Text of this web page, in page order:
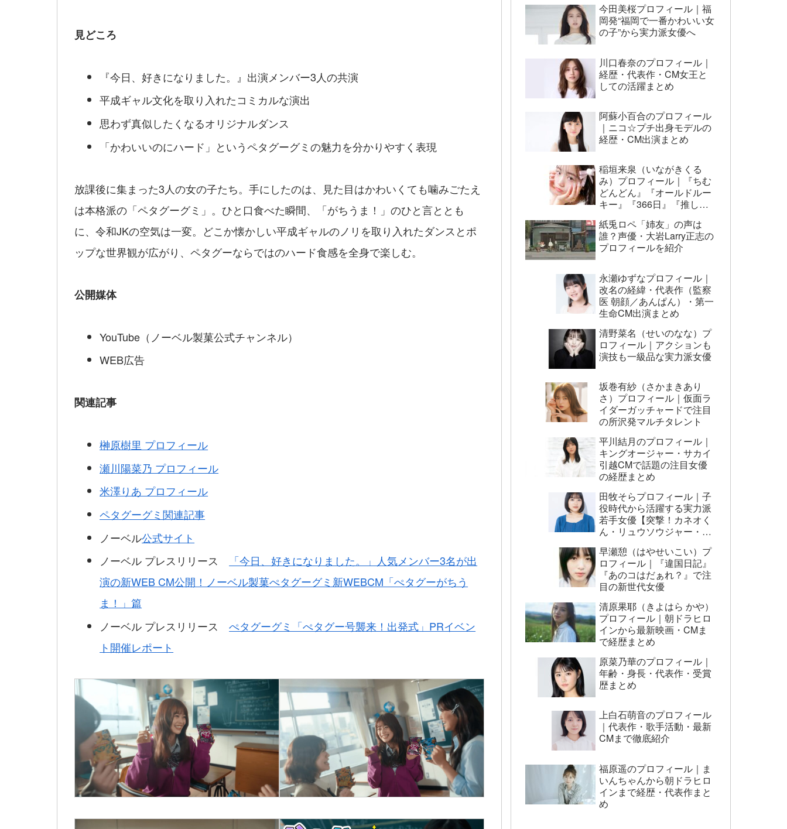
見どころ
『今日、好きになりました。』出演メンバー3人の共演
平成ギャル文化を取り入れたコミカルな演出
思わず真似したくなるオリジナルダンス
「かわいいのにハード」というペタグーグミの魅力を分かりやすく表現
放課後に集まった3人の女の子たち。手にしたのは、見た目はかわいくても噛みごたえ
は本格派の「ペタグーグミ」。ひと口食べた瞬間、「がちうま！」のひと言ととも
に、令和JKの空気は一変。どこか懐かしい平成ギャルのノリを取り入れたダンスとポ
ップな世界観が広がり、ペタグーならではのハード食感を全身で楽しむ。
公開媒体
YouTube（ノーベル製菓公式チャンネル）
WEB広告
関連記事
榊原樹里 プロフィール
瀬川陽菜乃 プロフィール
米澤りあ プロフィール
ペタグーグミ関連記事
ノーベル公式サイト
ノーベル プレスリリース
「今日、好きになりました。」人気メンバー3名が出
演の新WEB CM公開！ノーベル製菓ぺタグーグミ新WEBCM「ぺタグーがちう
ま！」篇
ノーベル プレスリリースぺタグーグミ「ぺタグー号襲来！出発式」PRイベン
ト開催レポート
今田美桜プロフィール｜福
岡発“福岡で一番かわいい女
の子”から実力派女優へ
川口春奈のプロフィール｜
経歴・代表作・CM女王と
しての活躍まとめ
阿蘇小百合のプロフィール
｜ニコ☆プチ出身モデルの
経歴・CM出演まとめ
稲垣来泉（いながきくる
み）プロフィール｜『ちむ
どんどん』『オールドルー
キー』『366日』『推しの
紙兎ロペ「姉友」の声は
誰？声優・大岩Larry正志の
プロフィールを紹介
永瀬ゆずなプロフィール｜
改名の経緯・代表作（監察
医 朝顔／あんぱん）・第一
生命CM出演まとめ
清野菜名（せいのなな）プ
ロフィール｜アクションも
演技も一級品な実力派女優
坂巻有紗（さかまきあり
さ）プロフィール｜仮面ラ
イダーガッチャードで注目
の所沢発マルチタレント
平川結月のプロフィール｜
キングオージャー・サカイ
引越CMで話題の注目女優
の経歴まとめ
田牧そらプロフィール｜子
役時代から活躍する実力派
若手女優【突撃！カネオく
ん・リュウソウジャー・映
早瀬憩（はやせいこい）プ
ロフィール｜『違国日記』
『あのコはだぁれ？』で注
目の新世代女優
清原果耶（きよはら かや）
プロフィール｜朝ドラヒロ
インから最新映画・CMま
で経歴まとめ
原菜乃華のプロフィール｜
年齢・身長・代表作・受賞
歴まとめ
上白石萌音のプロフィール
｜代表作・歌手活動・最新
CMまで徹底紹介
福原遥のプロフィール｜ま
いんちゃんから朝ドラヒロ
インまで経歴・代表作まと
め